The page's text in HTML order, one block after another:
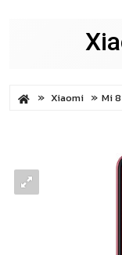
Xiaomi Mi